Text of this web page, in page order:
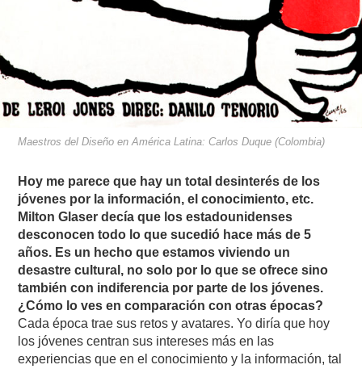
Maestros del Diseño en América Latina: Carlos Duque (Colombia)
Hoy me parece que hay un total desinterés de los
jóvenes por la información, el conocimiento, etc.
Milton Glaser decía que los estadounidenses
desconocen todo lo que sucedió hace más de 5
años. Es un hecho que estamos viviendo un
desastre cultural, no solo por lo que se ofrece sino
también con indiferencia por parte de los jóvenes.
¿Cómo lo ves en comparación con otras épocas?
Cada época trae sus retos y avatares. Yo diría que hoy
los jóvenes centran sus intereses más en las
experiencias que en el conocimiento y la información, tal